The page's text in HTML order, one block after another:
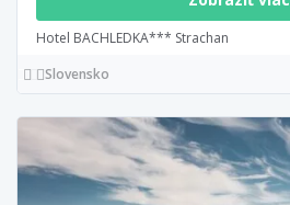
Hotel BACHLEDKA*** Strachan
Slovensko